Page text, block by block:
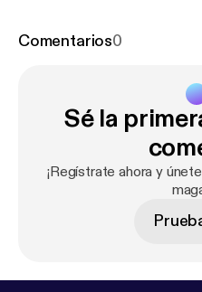
explores a range of her
Comentarios0
Sé la
¡Regístrate ahora y